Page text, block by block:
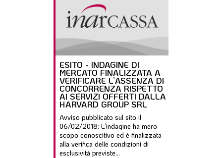
ESITO - INDAGINE DI
MERCATO FINALIZZATA A
VERIFICARE L’ASSENZA DI
CONCORRENZA RISPETTO
AI SERVIZI OFFERTI DALLA
HARVARD GROUP SRL
Avviso pubblicato sul sito il
06/02/2018: L’indagine ha mero
scopo conoscitivo ed è finalizzata
alla verifica delle condizioni di
esclusività previste...